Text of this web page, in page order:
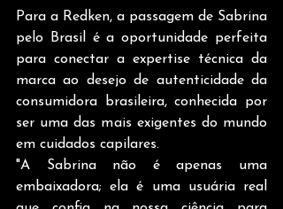
Para a Redken, a passagem de Sabrina
pelo Brasil é a oportunidade perfeita
para conectar a expertise técnica da
marca ao desejo de autenticidade da
consumidora brasileira, conhecida por
ser uma das mais exigentes do mundo
em cuidados capilares.
"A Sabrina não é apenas uma
embaixadora; ela é uma usuária real